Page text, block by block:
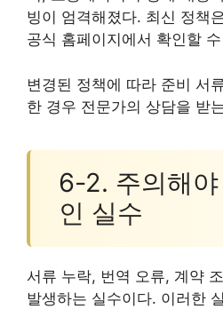
빙이 엄격해졌다. 최신 정책
공식 홈페이지에서 확인할
변경된 정책에 따라 준비 서
한 경우 전문가의 상담을 받
6-2. 주의해야
인 실수
서류 누락, 번역 오류, 계약
발생하는 실수이다. 이러한